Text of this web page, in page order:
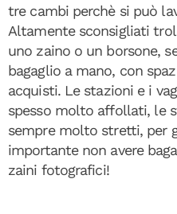
tre cambi perchè si può
Altamente sconsigliati
uno zaino o un borsone,
bagaglio a mano, con
acquisti. Le stazioni e i
spesso molto affollati, le
sempre molto stretti, per
importante non avere
zaini fotografici!